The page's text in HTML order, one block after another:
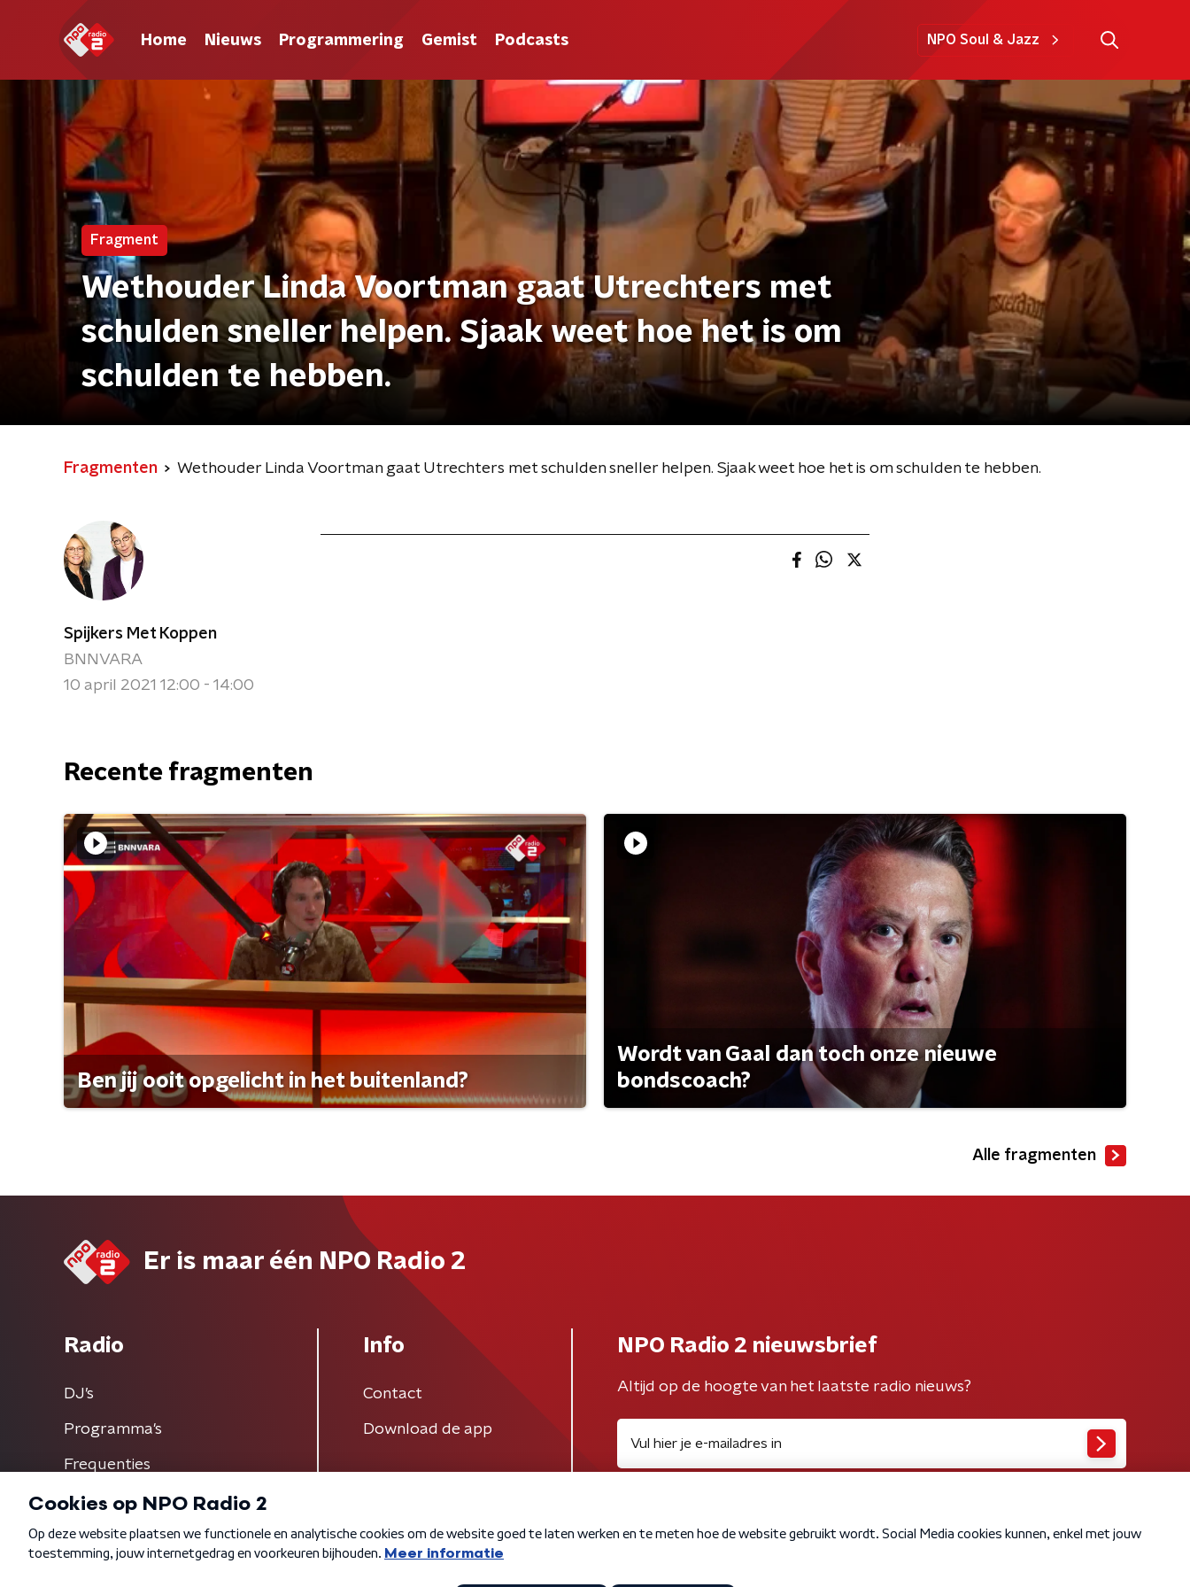
Home Nieuws Programmering Gemist Podcasts NPO Soul & Jazz
Fragment
Wethouder Linda Voortman gaat Utrechters met
schulden sneller helpen. Sjaak weet hoe het is om
schulden te hebben.
Fragmenten Wethouder Linda Voortman gaat Utrechters met schulden sneller helpen. Sjaak weet hoe het is om schulden te hebben.
Spijkers Met Koppen
BNNVARA
10 april 2021 12:00 - 14:00
Recente fragmenten
Ben jij ooit opgelicht in het buitenland?
Wordt van Gaal dan toch onze nieuwe
bondscoach?
Alle fragmenten
Er is maar één NPO Radio 2
Radio
DJ’s
Programma's
Frequenties
Info
Contact
Download de app
NPO Radio 2 nieuwsbrief
Altijd op de hoogte van het laatste radio nieuws?
Algemene voorwaarden Privacybeleid